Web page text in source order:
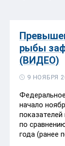
рыбы
(ВИДЕО)
9 НОЯБРЯ
начало
по
года (ранее